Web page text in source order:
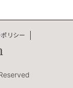
した運用のお
す ぜひ、
す
リシー